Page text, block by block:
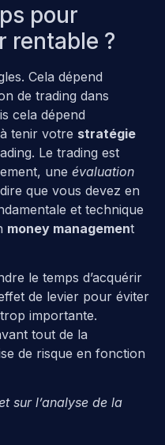
pour
rentable ?
Cela dépend
de trading dans
cela dépend
tenir votre stratégie
Le trading est
une évaluation
dire que vous devez en
et technique
money management
le temps d’acquérir
de levier pour éviter
importante.
tout de la
de risque en fonction
sur l’analyse de la